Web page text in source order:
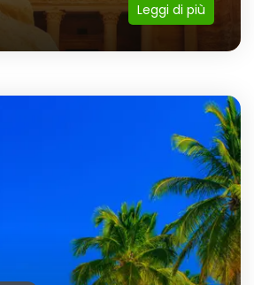
Leggi di più